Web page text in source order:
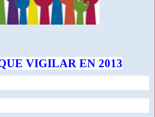
VIGILAR EN 2013